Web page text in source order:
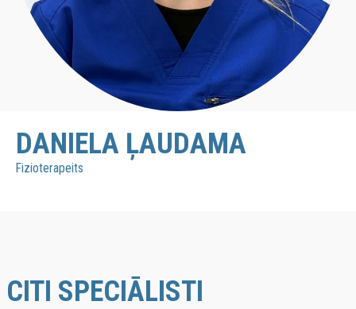
DANIELA ĻAUDAMA
Fizioterapeits
CITI SPECIĀLISTI